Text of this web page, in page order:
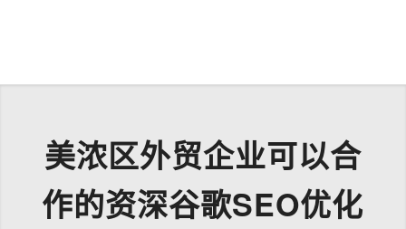
美浓区外贸企业可以合
作的资深谷歌SEO优化